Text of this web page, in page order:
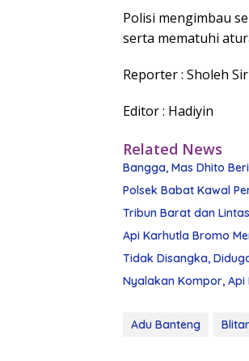
Polisi mengimbau
serta mematuhi
Reporter : Sholeh
Editor : Hadiyin
Related News
Bangga, Mas Dhito
Polsek Babat Kawal
Tribun Barat dan
Api Karhutla Bromo
Tidak Disangka,
Nyalakan Kompor, Api
Adu Banteng Blitar